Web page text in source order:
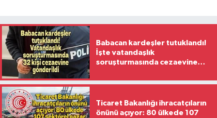
Babacan kardeşler tutuklandı!
İşte vatandaşlık
soruşturmasında cezaevine
Ticaret Bakanlığı ihracatçıların
önünü açıyor: 80 ülkede 107